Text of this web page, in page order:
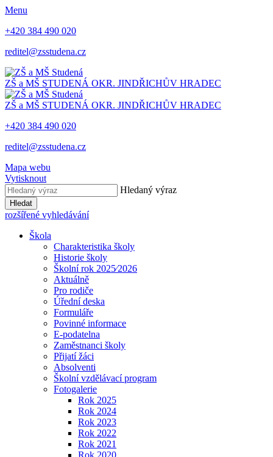
Menu
+420 384 490 020
reditel@zsstudena.cz
ZŠ a MŠ STUDENÁ OKR. JINDŘICHŮV HRADEC
ZŠ a MŠ STUDENÁ OKR. JINDŘICHŮV HRADEC
+420 384 490 020
reditel@zsstudena.cz
Mapa webu
Vytisknout
Hledaný výraz
Hledat
rozšířené vyhledávání
Škola
Charakteristika školy
Historie školy
Školní rok 2025⁄2026
Aktuálně
Pro rodiče
Úřední deska
Formuláře
Povinné informace
E-podatelna
Zaměstnanci školy
Přijatí žáci
Absolventi
Školní vzdělávací program
Fotogalerie
Rok 2025
Rok 2024
Rok 2023
Rok 2022
Rok 2021
Rok 2020